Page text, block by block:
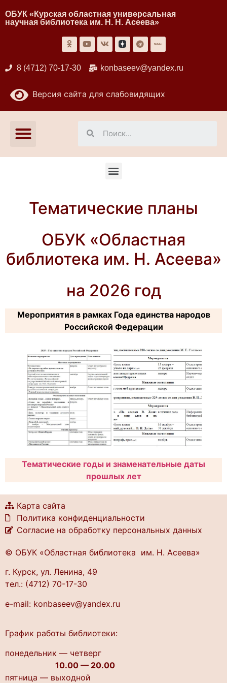
ОБУК «Курская областная универсальная
научная библиотека им. Н. Н. Асеева»
8 (4712) 70-17-30 konbaseev@yandex.ru
Версия сайта для слабовидящих
Тематические планы
ОБУК «Областная
библиотека им. Н. Асеева»
на 2026 год
Мероприятия в рамках Года единства народов
Российской Федерации
Тематические годы и знаменательные даты
прошлых лет
Карта сайта
Политика конфиденциальности
Согласие на обработку персональных данных
© ОБУК «Областная библиотека им. Н. Асеева»
г. Курск, ул. Ленина, 49
тел.: (4712) 70-17-30
e-mail: konbaseev@yandex.ru
График работы библиотеки:
понедельник — четверг
10.00 — 20.00
пятница — выходной